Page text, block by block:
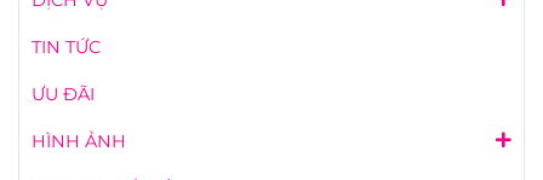
TIN TỨC
ƯU ĐÃI
HÌNH ẢNH